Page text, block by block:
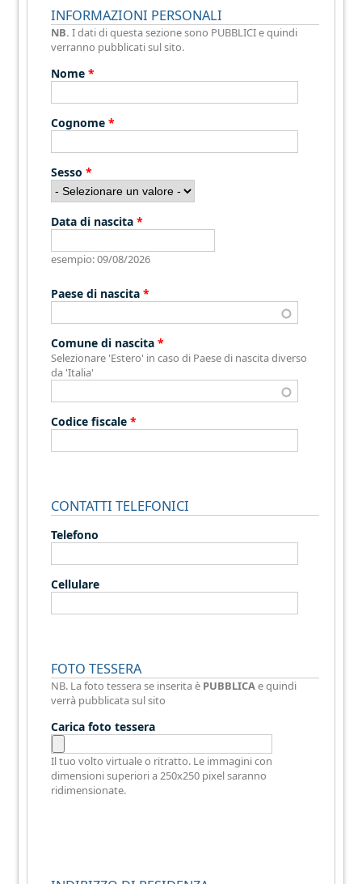
INFORMAZIONI PERSONALI
NB. I dati di questa sezione sono PUBBLICI e quindi
verranno pubblicati sul sito.
Nome*
Cognome*
Sesso*
Data di nascita*
esempio: 09/08/2026
Paese di nascita*
Comune di nascita*
Selezionare 'Estero' in caso di Paese di nascita diverso
da 'Italia'
Codice fiscale*
CONTATTI TELEFONICI
Telefono
Cellulare
FOTO TESSERA
NB. La foto tessera se inserita è PUBBLICAe quindi
verrà pubblicata sul sito
Carica foto tessera
Il tuo volto virtuale o ritratto. Le immagini con
dimensioni superiori a 250x250 pixel saranno
ridimensionate.